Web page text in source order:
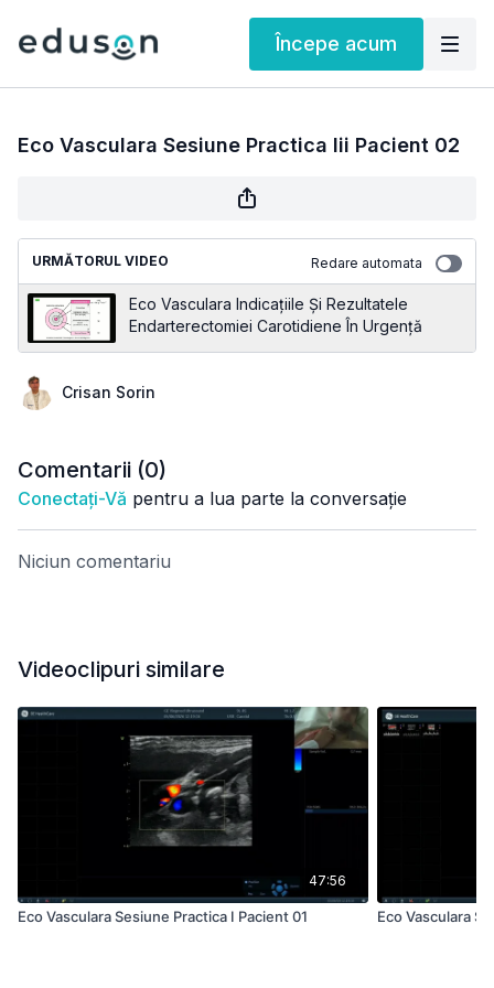
Începe acum
Eco Vasculara Sesiune Practica Iii Pacient 02
URMĂTORUL VIDEO Redare automata
Eco Vasculara Indicațiile Și Rezultatele
Endarterectomiei Carotidiene În Urgență
Crisan Sorin
Comentarii (0)
Conectați-Vă pentru a lua parte la conversație
Niciun comentariu
Videoclipuri similare
47:56
Eco Vasculara Sesiune Practica I Pacient 01 Eco Vasculara